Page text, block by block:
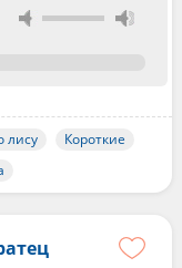
лису
Короткие